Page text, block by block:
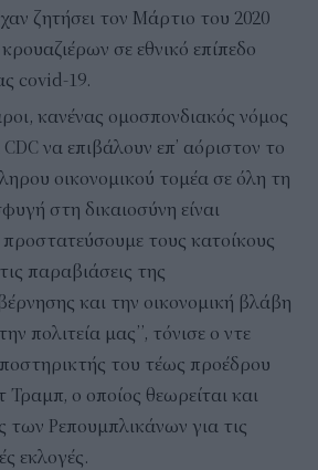
ζητήσει τον Μάρτιο του 2020
σε εθνικό επίπεδο
covid-19.
κανένας ομοσπονδιακός νόμος
CDC να επιβάλουν επ’ αόριστον το
οικονομικού τομέα σε όλη τη
στη δικαιοσύνη είναι
τους κατοίκους
παραβιάσεις της
και την οικονομική βλάβη
πολιτεία μας”, τόνισε ο ντε
του τέως προέδρου
ο οποίος θεωρείται και
των Ρεπουμπλικάνων για τις
εκλογές.